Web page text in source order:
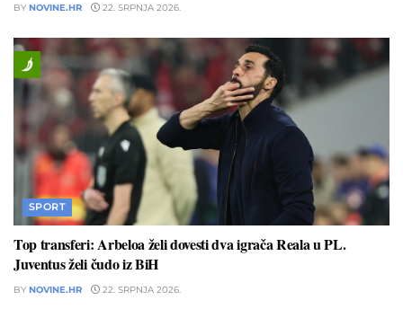
BY NOVINE.HR 22. SRPNJA 2026.
SPORT
Top transferi: Arbeloa želi dovesti dva igrača Reala u PL.
Juventus želi čudo iz BiH
BY NOVINE.HR 22. SRPNJA 2026.